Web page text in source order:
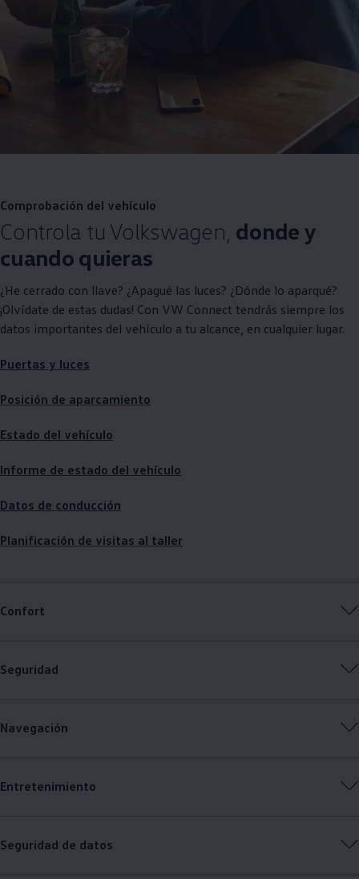
Comprobación del vehículo
Controla tu Volkswagen donde y
cuando quieras
¿He cerrado con llave? ¿Apagué las luces? ¿Dónde lo aparqué?
¡Olvídate de estas dudas! Con VW Connect tendrás siempre los
datos importantes del vehículo a tu alcance, en cualquier lugar.
Puertas y luces
Posición de aparcamiento
Estado del vehículo
Informe de estado del vehículo
Datos de conducción
Planificación de visitas al taller
Confort
Seguridad
Navegación
Entretenimiento
Seguridad de datos